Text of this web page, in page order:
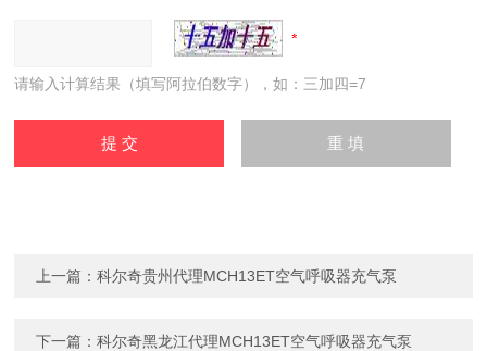
请输入计算结果（填写阿拉伯数字），如：三加四=7
上一篇：科尔奇贵州代理MCH13ET空气呼吸器充气泵
下一篇：科尔奇黑龙江代理MCH13ET空气呼吸器充气泵